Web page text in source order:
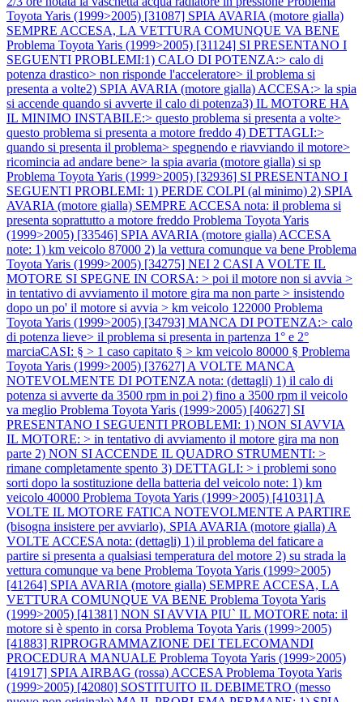
Toyota Yaris (1999>2005) [31087] SPIA AVARIA (motore gialla)
SEMPRE ACCESA, LA VETTURA COMUNQUE VA BENE
Problema Toyota Yaris (1999>2005) [31124] SI PRESENTANO I
SEGUENTI PROBLEMI:1) CALO DI POTENZA:> calo di
potenza drastico> non risponde l'acceleratore> il problema si
presenta a volte2) SPIA AVARIA (motore gialla) ACCESA:> la spia
si accende quando si avverte il calo di potenza3) IL MOTORE HA
IL MINIMO INSTABILE:> questo problema si presenta a volte>
questo problema si presenta a motore freddo 4) DETTAGLI:>
quando si presenta il problema> spegnendo e riavviando il motore>
ricomincia ad andare bene> la spia avaria (motore gialla) si sp
Problema Toyota Yaris (1999>2005) [32936] SI PRESENTANO I
SEGUENTI PROBLEMI: 1) PERDE COLPI (al minimo) 2) SPIA
AVARIA (motore gialla) SEMPRE ACCESA nota: il problema si
presenta soprattutto a motore freddo Problema Toyota Yaris
(1999>2005) [33546] SPIA AVARIA (motore gialla) ACCESA
note: 1) km veicolo 87000 2) la vettura comunque va bene Problema
Toyota Yaris (1999>2005) [34275] NEI 2 CASI A VOLTE IL
MOTORE SI SPEGNE IN CORSA: > poi il motore non si avvia >
in tentativo di avviamento il motore gira ma non parte > insistendo
dopo un po' il motore si avvia > km veicolo 122000 Problema
Toyota Yaris (1999>2005) [34793] MANCA DI POTENZA:> calo
di potenza lieve> il problema si presenta in partenza 1° e 2°
marciaCASI: § > 1 caso capitato § > km veicolo 80000 § Problema
Toyota Yaris (1999>2005) [37627] A VOLTE MANCA
NOTEVOLMENTE DI POTENZA nota: (dettagli) 1) il calo di
potenza si avverte da 3500 rpm in poi 2) fino a 3500 rpm il veicolo
va meglio Problema Toyota Yaris (1999>2005) [40627] SI
PRESENTANO I SEGUENTI PROBLEMI: 1) NON SI AVVIA
IL MOTORE: > in tentativo di avviamento il motore gira ma non
parte 2) NON SI ACCENDE IL QUADRO STRUMENTI: >
rimane completamente spento 3) DETTAGLI: > i problemi sono
sorti dopo la sostituzione della batteria del veicolo note: 1) km
veicolo 40000 Problema Toyota Yaris (1999>2005) [41031] A
VOLTE IL MOTORE FATICA NOTEVOLMENTE A PARTIRE
(bisogna insistere per avviarlo), SPIA AVARIA (motore gialla) A
VOLTE ACCESA nota: (dettagli) 1) il problema del faticare a
partire si presenta a qualsiasi temperatura del motore 2) su strada la
vettura comunque va bene Problema Toyota Yaris (1999>2005)
[41264] SPIA AVARIA (motore gialla) SEMPRE ACCESA, LA
VETTURA COMUNQUE VA BENE Problema Toyota Yaris
(1999>2005) [41381] NON SI AVVIA PIU` IL MOTORE nota: il
motore si è spento in corsa Problema Toyota Yaris (1999>2005)
[41883] RIPROGRAMMAZIONE DEI TELECOMANDI
PROCEDURA MANUALE Problema Toyota Yaris (1999>2005)
[41917] SPIA AIRBAG (rossa) ACCESA Problema Toyota Yaris
(1999>2005) [42080] SOSTITUITO IL DEBIMETRO (messo